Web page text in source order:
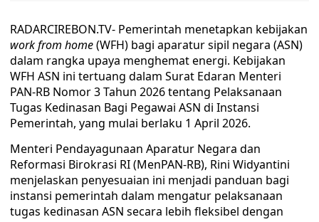
RADARCIREBON.TV- Pemerintah menetapkan kebijakan
work from home(WFH) bagi aparatur sipil negara (ASN)
dalam rangka upaya menghemat energi. Kebijakan
WFH ASN ini tertuang dalam Surat Edaran Menteri
PAN-RB Nomor 3 Tahun 2026 tentang Pelaksanaan
Tugas Kedinasan Bagi Pegawai ASN di Instansi
Pemerintah, yang mulai berlaku 1 April 2026.
Menteri Pendayagunaan Aparatur Negara dan
Reformasi Birokrasi RI (MenPAN-RB), Rini Widyantini
menjelaskan penyesuaian ini menjadi panduan bagi
instansi pemerintah dalam mengatur pelaksanaan
tugas kedinasan ASN secara lebih fleksibel dengan